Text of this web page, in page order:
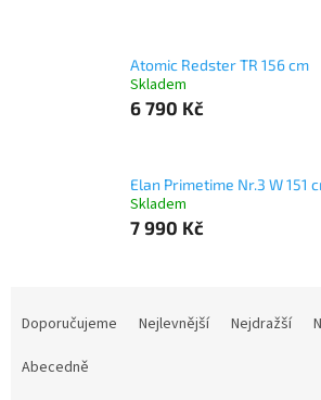
Atomic Redster TR 156 cm
Skladem
6 790 Kč
Elan Primetime Nr.3 W 151
Skladem
7 990 Kč
Doporučujeme Nejlevnější Nejdražší
Abecedně